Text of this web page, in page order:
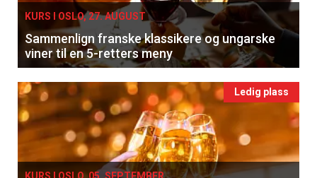
KURS I OSLO, 27. AUGUST
Sammenlign franske klassikere og ungarske
viner til en 5-retters meny
Ledig plass